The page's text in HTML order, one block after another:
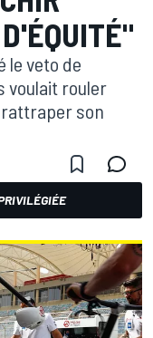
le veto de
voulait rouler
son